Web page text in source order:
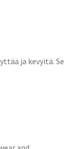
ja kevyitä. Se